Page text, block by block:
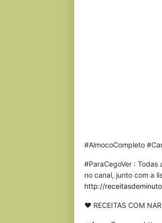
#AlmocoCompleto
#ParaCegoVer :
no canal, junto com a
http://
♥ RECEITAS COM